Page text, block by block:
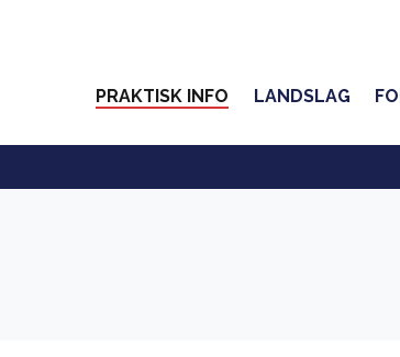
PRAKTISK INFO LANDSLAG